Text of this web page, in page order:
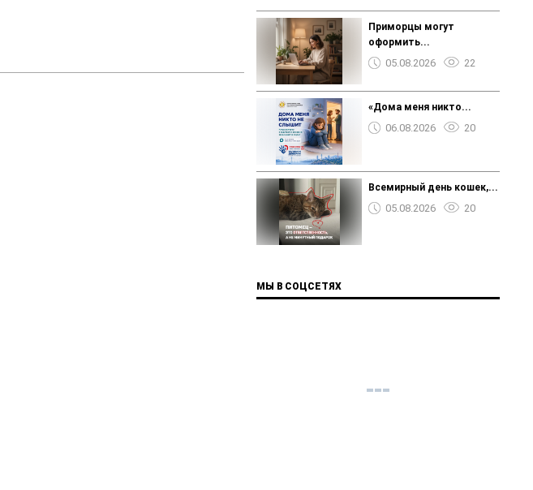
Приморцы могут
оформить...
05.08.2026 22
«Дома меня никто...
06.08.2026 20
Всемирный день кошек,...
05.08.2026 20
МЫ В СОЦСЕТЯХ